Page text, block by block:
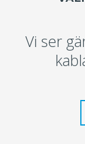
Vi ser